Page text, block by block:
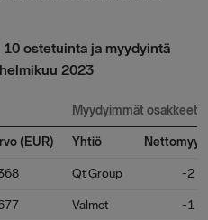
ostetuinta ja myydyintä
2023
Myydyimmät osakkeet
(EUR) Yhtiö
Qt Group -2
Valmet -1